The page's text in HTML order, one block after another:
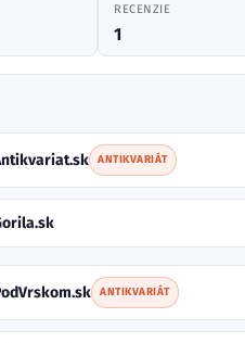
RECENZIE
1
ANTIKVARIÁT
ANTIKVARIÁT